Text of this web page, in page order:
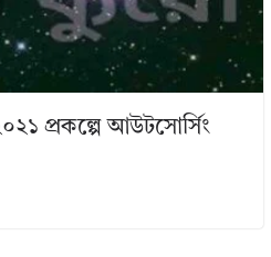
প্রকল্পে আউটসোর্সিং